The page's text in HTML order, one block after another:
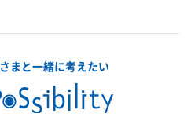
さまと一緒に考えたい